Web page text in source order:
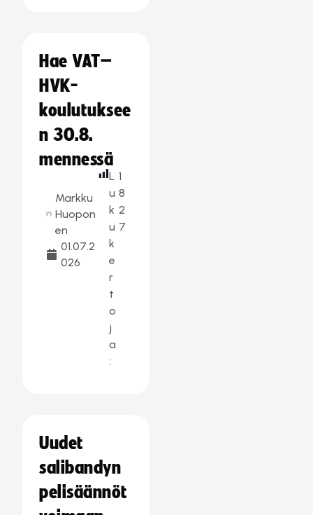
Hae VAT–
HVK-
koulutuksee
n 30.8.
mennessä
Markku
Huopon
en
01.07.2
026
L
u
k
u
k
e
r
t
o
j
a
:
1
8
2
7
Uudet
salibandyn
pelisäännöt